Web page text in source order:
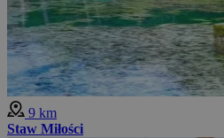
9 km
Staw Miłości